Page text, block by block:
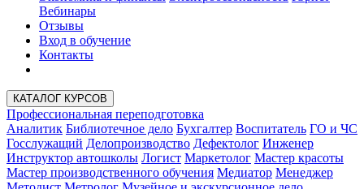
Вебинары
Отзывы
Вход в обучение
Контакты
КАТАЛОГ КУРСОВ
Профессиональная переподготовка
Аналитик Библиотечное дело Бухгалтер Воспитатель ГО и ЧС
Госслужащий Делопроизводство Дефектолог Инженер
Инструктор автошколы Логист Маркетолог Мастер красоты
Мастер производственного обучения Медиатор Менеджер